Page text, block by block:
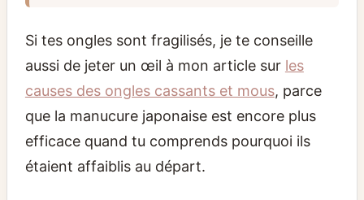
Si tes ongles sont fragilisés, je te conseille
aussi de jeter un œil à mon article sur les
causes des ongles cassants et mous, parce
que la manucure japonaise est encore plus
efficace quand tu comprends pourquoi ils
étaient affaiblis au départ.